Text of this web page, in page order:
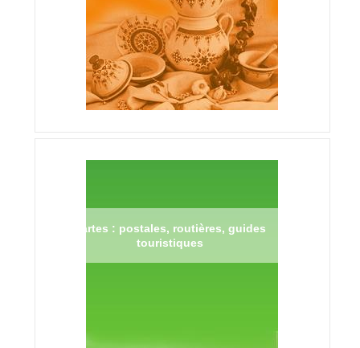
Cartes : postales, routières, guides
touristiques